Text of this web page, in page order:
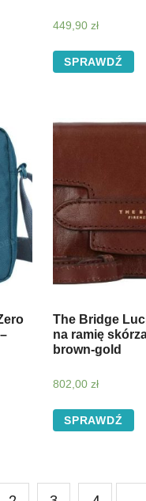
449,90 zł
SPRAWDŹ
The Bridge
na ramię
brown-gold
802,00 zł
SPRAWDŹ